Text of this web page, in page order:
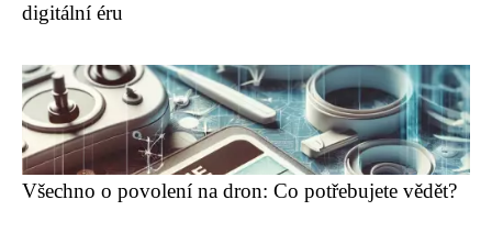
digitální éru
Všechno o povolení na dron: Co potřebujete vědět?